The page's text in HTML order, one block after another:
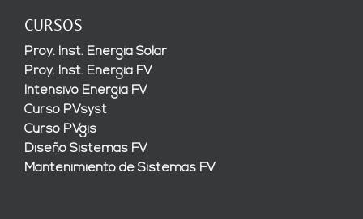
CURSOS
Proy. Inst. Energía Solar
Proy. Inst. Energía FV
Intensivo Energía FV
Curso PVsyst
Curso PVgis
Diseño Sistemas FV
Mantenimiento de Sistemas FV